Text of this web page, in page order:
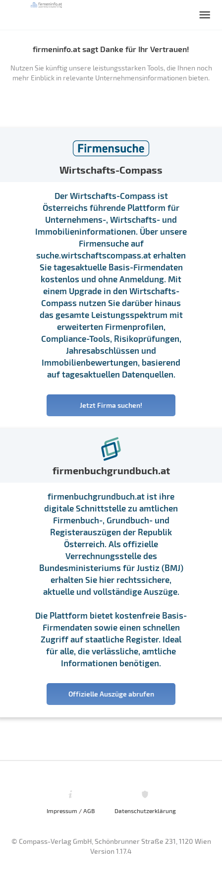
firmeninfo.at sagt Danke für Ihr Vertrauen!
Nutzen Sie künftig unsere leistungsstarken Tools, die Ihnen noch
mehr Einblick in relevante Unternehmensinformationen bieten.
Wirtschafts-Compass
Der Wirtschafts-Compass ist
Österreichs führende Plattform für
Unternehmens-, Wirtschafts- und
Immobilieninformationen. Über unsere
Firmensuche auf
suche.wirtschaftscompass.at erhalten
Sie tagesaktuelle Basis-Firmendaten
kostenlos und ohne Anmeldung. Mit
einem Upgrade in den Wirtschafts-
Compass nutzen Sie darüber hinaus
das gesamte Leistungsspektrum mit
erweiterten Firmenprofilen,
Compliance-Tools, Risikoprüfungen,
Jahresabschlüssen und
Immobilienbewertungen, basierend
auf tagesaktuellen Datenquellen.
Jetzt Firma suchen!
firmenbuchgrundbuch.at
firmenbuchgrundbuch.at ist ihre
digitale Schnittstelle zu amtlichen
Firmenbuch-, Grundbuch- und
Registerauszügen der Republik
Österreich. Als offizielle
Verrechnungsstelle des
Bundesministeriums für Justiz (BMJ)
erhalten Sie hier rechtssichere,
aktuelle und vollständige Auszüge.
Die Plattform bietet kostenfreie Basis-
Firmendaten sowie einen schnellen
Zugriff auf staatliche Register. Ideal
für alle, die verlässliche, amtliche
Informationen benötigen.
Offizielle Auszüge abrufen
Impressum / AGB Datenschutzerklärung
© Compass-Verlag GmbH, Schönbrunner Straße 231, 1120 Wien
Version 1.17.4